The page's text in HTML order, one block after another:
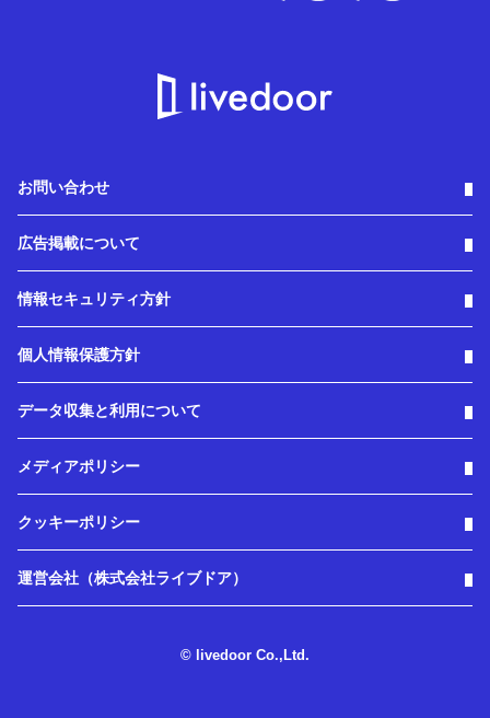
お問い合わせ
広告掲載について
情報セキュリティ方針
個人情報保護方針
データ収集と利用について
メディアポリシー
クッキーポリシー
運営会社（株式会社ライブドア）
© livedoor Co.,Ltd.